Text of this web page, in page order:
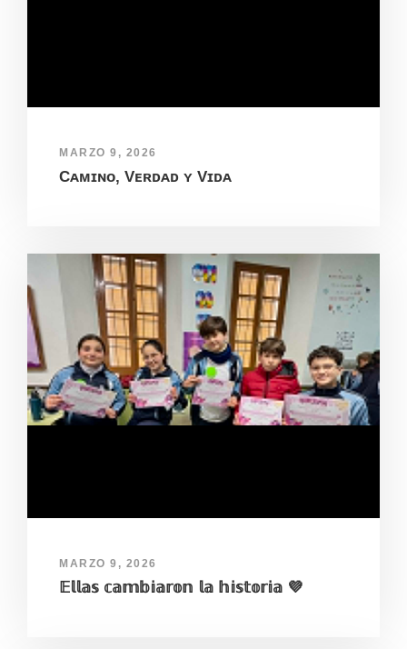
MARZO 9, 2026
Cᴀᴍɪɴᴏ, Vᴇʀᴅᴀᴅ ʏ Vɪᴅᴀ
MARZO 9, 2026
𝔼𝕝𝕝𝕒𝕤 𝕔𝕒𝕞𝕓𝕚𝕒𝕣𝕠𝕟 𝕝𝕒 𝕙𝕚𝕤𝕥𝕠𝕣𝕚𝕒 💜